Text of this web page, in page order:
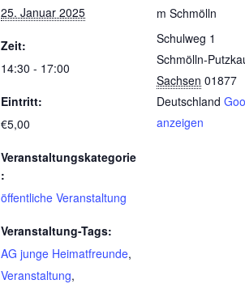
25. Januar 2025
Zeit:
14:30 - 17:00
Eintritt:
€5,00
Veranstaltungskategorie
:
öffentliche Veranstaltung
Veranstaltung-Tags:
AG junge Heimatfreunde,
Veranstaltung,
m Schmölln
Schulweg 1
Schmölln-
Sachsen 01877
Deutschland
anzeigen